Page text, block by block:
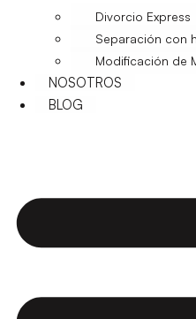
Divorcio Express
Separación con
Modificación de
NOSOTROS
BLOG